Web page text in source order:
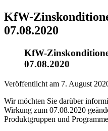
KfW-
07.08.2020
KfW-
07.08.2020
Veröffentlicht am 7. August
Wir möchten Sie darüber
Wirkung zum 07.08.2020
Produktgruppen und